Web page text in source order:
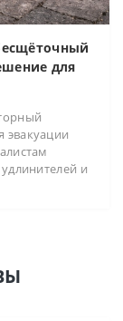
для
эвакуации
и